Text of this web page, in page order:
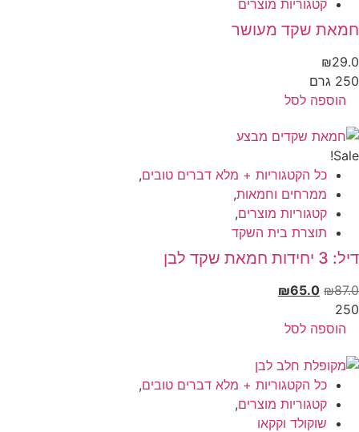
קטגוריות מוצרים
שקד מעושר
₪
גרם
הוספה לסל
כל הקטגוריות + מלא דברים טובים,
ממרחים וחמאות,
קטגוריות מוצרים,
תוצרת בית השקד
חמאת שקד לבן
₪
₪65.0
הוספה לסל
כל הקטגוריות + מלא דברים טובים,
קטגוריות מוצרים,
שוקולד וקקאו